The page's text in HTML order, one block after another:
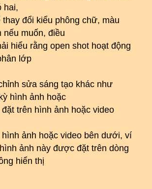
hai,
thay đổi kiểu phông chữ, màu
nếu muốn, điều
hiểu rằng open shot hoạt động
lớp
sửa sáng tạo khác như
hình ảnh hoặc
trên hình ảnh hoặc video
ảnh hoặc video bên dưới, ví
ảnh này được đặt trên dòng
hiển thị